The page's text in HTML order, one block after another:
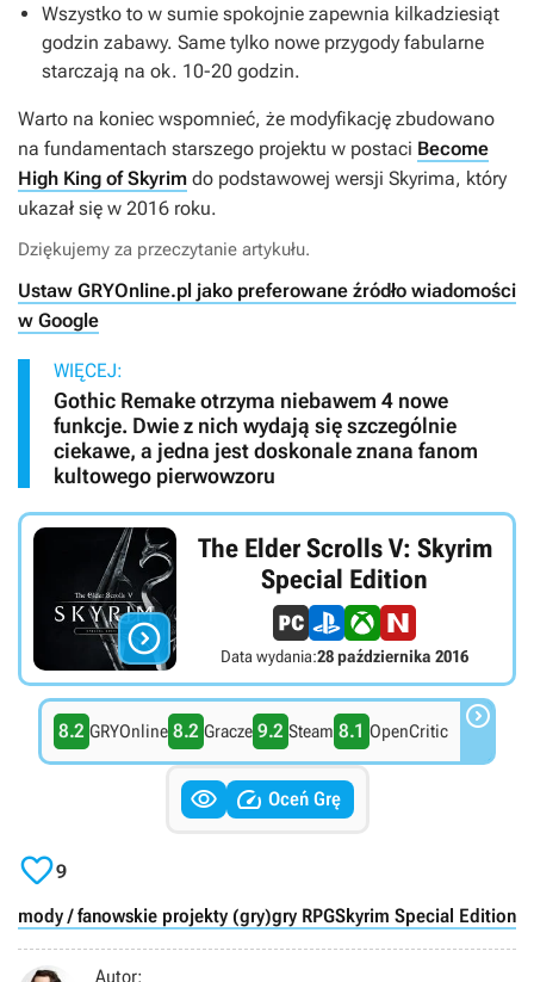
Wszystko to w sumie spokojnie zapewnia kilkadziesiąt
godzin zabawy. Same tylko nowe przygody fabularne
starczają na ok. 10-20 godzin.
Warto na koniec wspomnieć, że modyfikację zbudowano
na fundamentach starszego projektu w postaci Become
High King of Skyrim do podstawowej wersji Skyrima, który
ukazał się w 2016 roku.
Dziękujemy za przeczytanie artykułu.
Ustaw GRYOnline.pl jako preferowane źródło wiadomości
w Google
WIĘCEJ:
Gothic Remake otrzyma niebawem 4 nowe
funkcje. Dwie z nich wydają się szczególnie
ciekawe, a jedna jest doskonale znana fanom
kultowego pierwowzoru

The Elder Scrolls V: Skyrim
Special Edition
Data wydania:28 października 2016
8.2 GRYOnline 8.2 Gracze 9.2 Steam 8.1 OpenCritic 
  Oceń Grę
9
mody / fanowskie projekty (gry)gry RPGSkyrim Special Edition
Autor: